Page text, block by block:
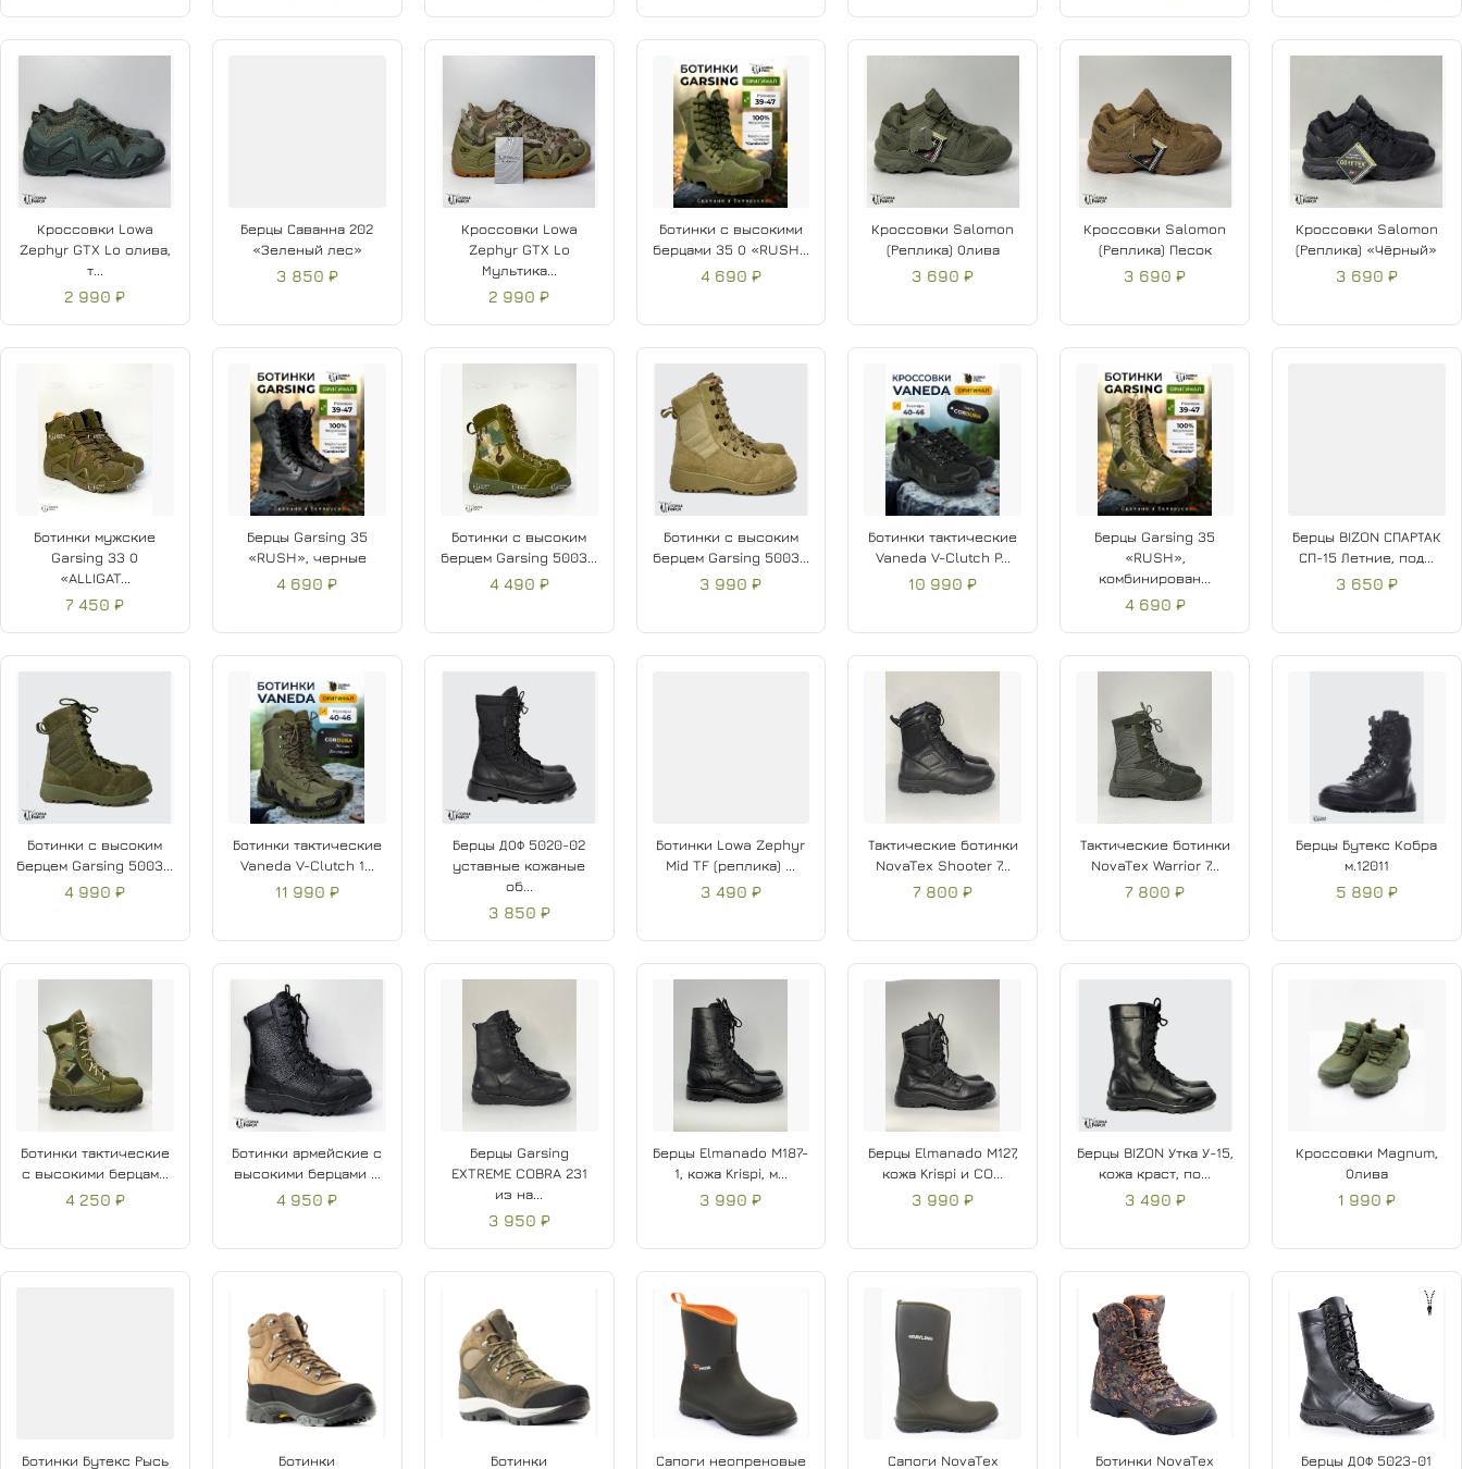
Кроссовки Lowa
Zephyr GTX Lo олива,
т...
2 990 ₽
Берцы Саванна 202
«Зеленый лес»
3 850 ₽
Кроссовки Lowa
Zephyr GTX Lo
Мультика...
2 990 ₽
Ботинки с высокими
берцами 35 О «RUSH...
4 690 ₽
Кроссовки Salomon
(Реплика) Олива
3 690 ₽
Кроссовки Salomon
(Реплика) Песок
3 690 ₽
Кроссовки Salomon
(Реплика) «Чёрный»
3 690 ₽
Ботинки мужские
Garsing 33 О
«ALLIGAT...
7 450 ₽
Берцы Garsing 35
«RUSH», черные
4 690 ₽
Ботинки с высоким
берцем Garsing 5003...
4 490 ₽
Ботинки с высоким
берцем Garsing 5003...
3 990 ₽
Ботинки тактические
Vaneda V-Clutch P...
10 990 ₽
Берцы Garsing 35
«RUSH»,
комбинирован...
4 690 ₽
Берцы BIZON СПАРТАК
СП-15 Летние, под...
3 650 ₽
Ботинки с высоким
берцем Garsing 5003...
4 990 ₽
Ботинки тактические
Vaneda V-Clutch 1...
11 990 ₽
Берцы ДОФ 5020-02
уставные кожаные
об...
3 850 ₽
Ботинки Lowa Zephyr
Mid TF (реплика) ...
3 490 ₽
Тактические ботинки
NovaTex Shooter 7...
7 800 ₽
Тактические ботинки
NovaTex Warrior 7...
7 800 ₽
Берцы Бутекс Кобра
м.12011
5 890 ₽
Ботинки тактические
с высокими берцам...
4 250 ₽
Ботинки армейские с
высокими берцами ...
4 950 ₽
Берцы Garsing
EXTREME COBRA 231
из на...
3 950 ₽
Берцы Elmanado M187-
1, кожа Krispi, м...
3 990 ₽
Берцы Elmanado M127,
кожа Krispi и CO...
3 990 ₽
Берцы BIZON Утка У-15,
кожа краст, по...
3 490 ₽
Кроссовки Magnum,
Олива
1 990 ₽
Ботинки Бутекс Рысь Ботинки Ботинки Сапоги неопреновые Сапоги NovaTex Ботинки NovaTex Берцы ДОФ 5023-01